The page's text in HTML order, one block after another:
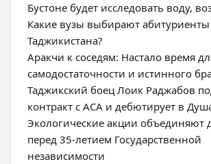
Бустоне будет исследовать воду,
Какие вузы выбирают абитуриенты
Таджикистана?
Аракчи к соседям: Настало время
самодостаточности и истинного
Таджикский боец Лоик Раджабов
контракт с ACA и дебютирует в
Экологические акции объединяют
перед 35-летием Государственной
независимости